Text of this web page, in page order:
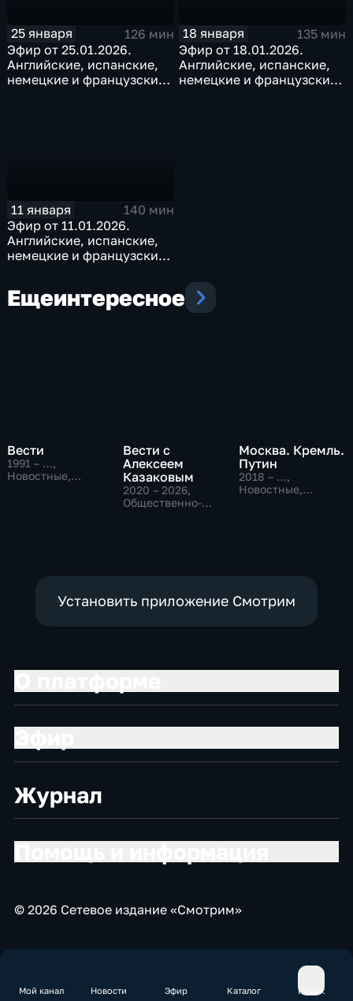
Мой канал Новости Эфир Каталог Поиск
25 января
126 мин
Эфир от 25.01.2026.
Английские, испанские,
немецкие и французские
18 января
135 мин
Эфир от 18.01.2026.
Английские, испанские,
немецкие и французские
11 января
140 мин
Эфир от 11.01.2026.
Английские, испанские,
немецкие и французские
Ещеинтересное
Вести
1991 – …,
Новостные,
Вести с
Алексеем
Казаковым
2020 – 2026,
Общественно-
Москва. Кремль.
Путин
2018 – …,
Новостные,
Установить приложение Смотрим
Журнал
© 2026 Сетевое издание «Смотрим»